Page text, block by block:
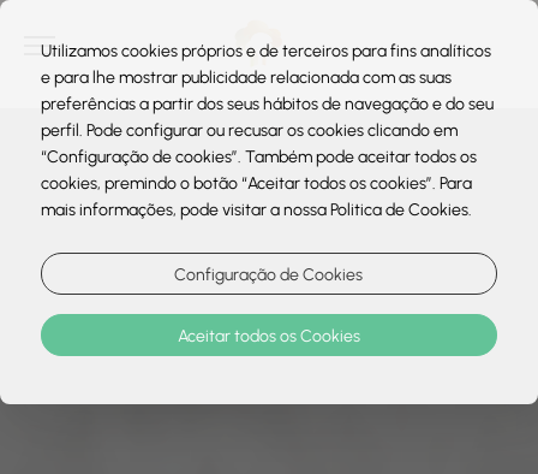
Utilizamos cookies próprios e de terceiros para fins analíticos
e para lhe mostrar publicidade relacionada com as suas
preferências a partir dos seus hábitos de navegação e do seu
perfil. Pode configurar ou recusar os cookies clicando em
“Configuração de cookies”. Também pode aceitar todos os
cookies, premindo o botão “Aceitar todos os cookies”. Para
mais informações, pode visitar a nossa Politica de Cookies.
Configuração de Cookies
Aceitar todos os Cookies